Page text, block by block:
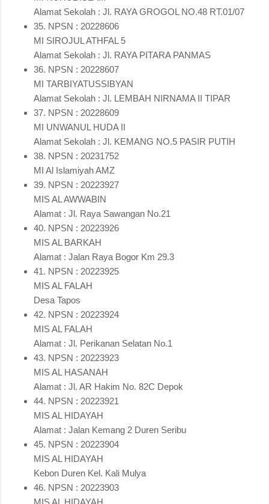
Alamat Sekolah : Jl. RAYA GROGOL NO.48 RT.01/07
35. NPSN : 20228606
MI SIROJUL ATHFAL 5
Alamat Sekolah : Jl. RAYA PITARA PANMAS
36. NPSN : 20228607
MI TARBIYATUSSIBYAN
Alamat Sekolah : Jl. LEMBAH NIRNAMA II TIPAR
37. NPSN : 20228609
MI UNWANUL HUDA II
Alamat Sekolah : Jl. KEMANG NO.5 PASIR PUTIH
38. NPSN : 20231752
MI Al Islamiyah AMZ
39. NPSN : 20223927
MIS AL AWWABIN
Alamat : Jl. Raya Sawangan No.21
40. NPSN : 20223926
MIS AL BARKAH
Alamat : Jalan Raya Bogor Km 29.3
41. NPSN : 20223925
MIS AL FALAH
Desa Tapos
42. NPSN : 20223924
MIS AL FALAH
Alamat : Jl. Perikanan Selatan No.1
43. NPSN : 20223923
MIS AL HASANAH
Alamat : Jl. AR Hakim No. 82C Depok
44. NPSN : 20223921
MIS AL HIDAYAH
Alamat : Jalan Kemang 2 Duren Seribu
45. NPSN : 20223904
MIS AL HIDAYAH
Kebon Duren Kel. Kali Mulya
46. NPSN : 20223903
MIS AL HIDAYAH